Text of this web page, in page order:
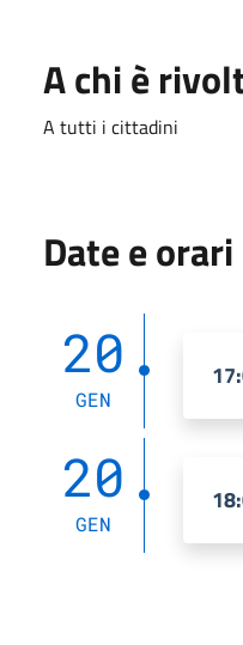
A chi è
A tutti i cittadini
Date e orari
20
GEN
20
GEN